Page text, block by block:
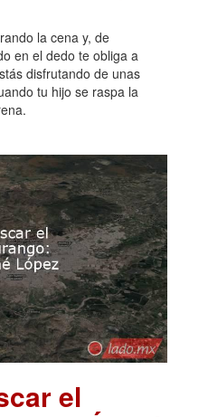
la cena y, de
en el dedo te obliga a
disfrutando de unas
tu hijo se raspa la
el